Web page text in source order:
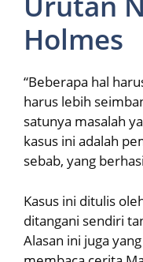
Holmes
“Beberapa hal
harus lebih
satunya masalah
kasus ini adalah
sebab, yang
Kasus ini ditulis
ditangani sendiri
Alasan ini juga